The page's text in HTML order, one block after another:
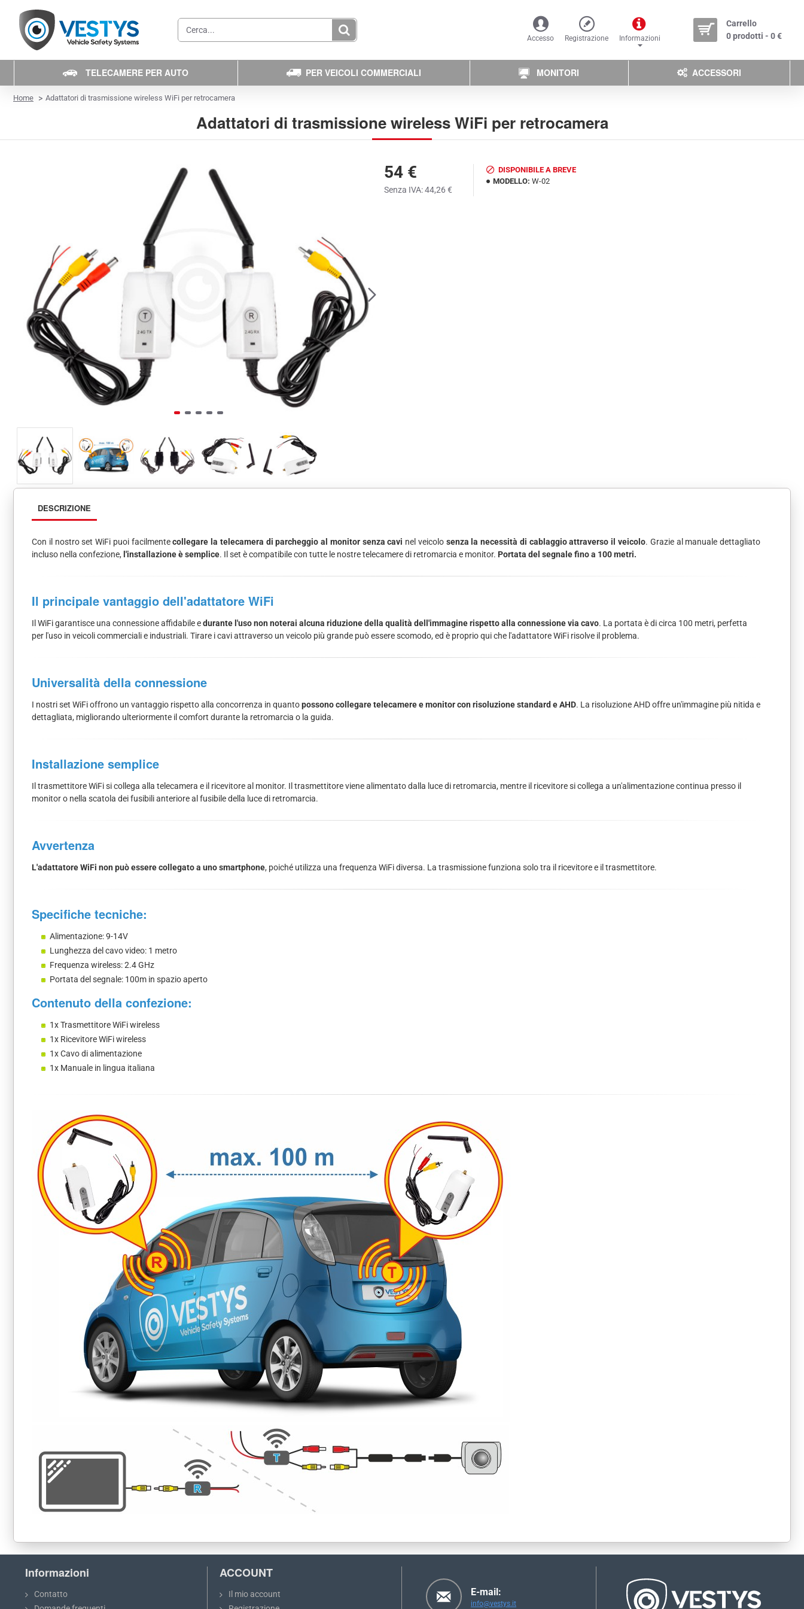
Cerca... Accesso Registrazione Informazioni
Carrello
0 prodotti - 0 €
TELECAMERE PER AUTO PER VEICOLI COMMERCIALI MONITORI ACCESSORI
Adattatori di trasmissione wireless WiFi per retrocamera
HomehomeAdattatori di trasmissione wireless WiFi per retrocamera
54 €
Senza IVA: 44,26 €
DISPONIBILE A BREVE
MODELLO: W-02
DESCRIZIONE
Con il nostro set WiFi puoi facilmentecollegare la telecamera di parcheggio al monitor senza cavi nel veicolo senza la necessità di cablaggio attraverso il veicolo. Grazie al manuale dettagliato
incluso nella confezione, l'installazione è semplice. Il set è compatibile con tutte le nostre telecamere di retromarcia e monitor. Portata del segnale fino a 100 metri.
Il principale vantaggio dell'adattatore WiFi
Il WiFi garantisce una connessione affidabile edurante l'uso non noterai alcuna riduzione della qualità dell'immagine rispetto alla connessione via cavo. La portata è di circa 100 metri, perfetta
per l'uso in veicoli commerciali e industriali. Tirare i cavi attraverso un veicolo più grande può essere scomodo, ed è proprio qui che l'adattatore WiFi risolve il problema.
Universalità della connessione
I nostri set WiFi offrono un vantaggio rispetto alla concorrenza in quantopossono collegare telecamere e monitor con risoluzione standard e AHD. La risoluzione AHD offre un'immagine più nitida e
dettagliata, migliorando ulteriormente il comfort durante la retromarcia o la guida.
Installazione semplice
Il trasmettitore WiFi si collega alla telecamera e il ricevitore al monitor. Il trasmettitore viene alimentato dalla luce di retromarcia, mentre il ricevitore si collega a un'alimentazione continua presso il
monitor o nella scatola dei fusibili anteriore al fusibile della luce di retromarcia.
Avvertenza
L'adattatore WiFi non può essere collegato a uno smartphone, poiché utilizza una frequenza WiFi diversa. La trasmissione funziona solo tra il ricevitore e il trasmettitore.
Specifiche tecniche:
Alimentazione: 9-14V
Lunghezza del cavo video: 1 metro
Frequenza wireless: 2.4 GHz
Portata del segnale: 100m in spazio aperto
Contenuto della confezione:
1x Trasmettitore WiFi wireless
1x Ricevitore WiFi wireless
1x Cavo di alimentazione
1x Manuale in lingua italiana
Informazioni
Contatto
ACCOUNT
Il mio account
E-mail:
info@vestys.it